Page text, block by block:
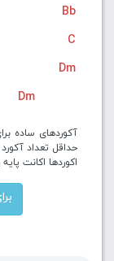
Bb
C
Dm
Dm
آکوردهای ساده
حداقل تعداد
اکوردها اکانت